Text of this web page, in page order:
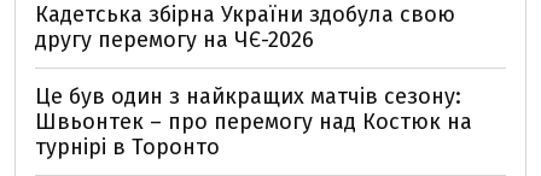
Кадетська збірна України здобула свою
другу перемогу на ЧЄ-2026
Це був один з найкращих матчів сезону:
Швьонтек – про перемогу над Костюк на
турнірі в Торонто